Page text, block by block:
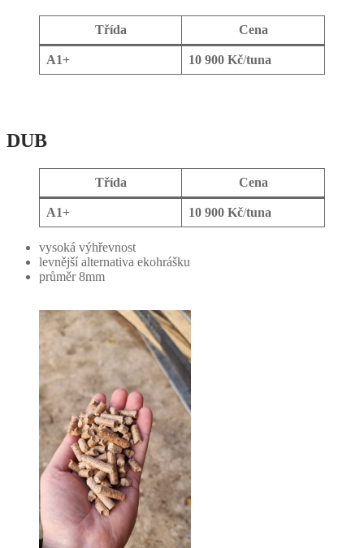
Třída Cena
A1+ 10 900 Kč/tuna
DUB
Třída Cena
A1+ 10 900 Kč/tuna
vysoká výhřevnost
levnější alternativa ekohrášku
průměr 8mm